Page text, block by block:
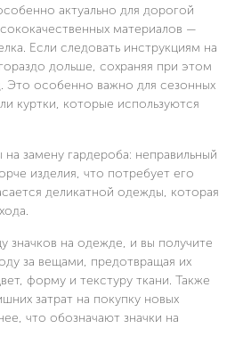
актуально для дорогой
материалов —
Если следовать инструкциям на
дольше, сохраняя при этом
Это особенно важно для сезонных
куртки, которые используются
замену гардероба: неправильный
изделия, что потребует его
деликатной одежды, которая
значков на одежде, и вы получите
за вещами, предотвращая их
форму и текстуру ткани. Также
затрат на покупку новых
что обозначают значки на